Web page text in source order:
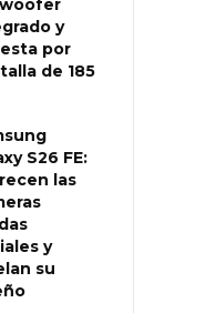
y
por
de 185
S26 FE:
las
y
su